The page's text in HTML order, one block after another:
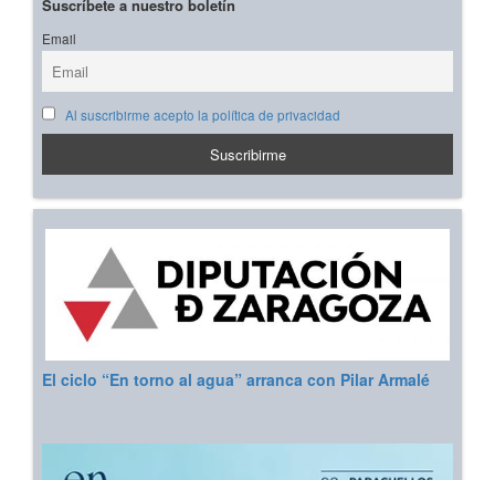
Suscríbete a nuestro boletín
Email
Al suscribirme acepto la política de privacidad
El ciclo “En torno al agua” arranca con Pilar Armalé